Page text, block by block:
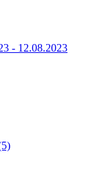
- 12.08.2023